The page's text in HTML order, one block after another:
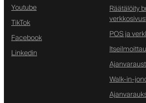
Youtube
TikTok
Facebook
Linkedin
Räätälöity
POS ja
Walk-in-